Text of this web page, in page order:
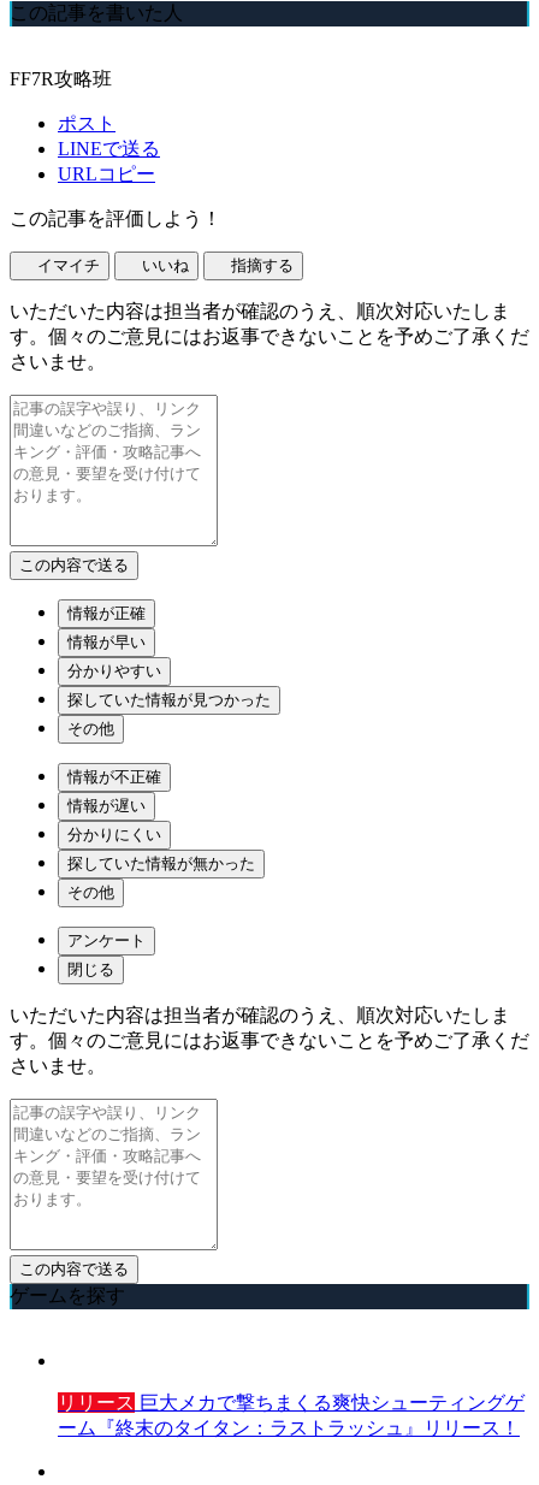
この記事を書いた人
FF7R攻略班
ポスト
LINEで送る
URLコピー
この記事を評価しよう！
イマイチ いいね 指摘する
いただいた内容は担当者が確認のうえ、順次対応いたしま
す。個々のご意見にはお返事できないことを予めご了承くだ
さいませ。
情報が正確
情報が早い
分かりやすい
探していた情報が見つかった
その他
情報が不正確
情報が遅い
分かりにくい
探していた情報が無かった
その他
アンケート
閉じる
いただいた内容は担当者が確認のうえ、順次対応いたしま
す。個々のご意見にはお返事できないことを予めご了承くだ
さいませ。
ゲームを探す
リリース 巨大メカで撃ちまくる爽快シューティングゲ
ーム『終末のタイタン：ラストラッシュ』リリース！